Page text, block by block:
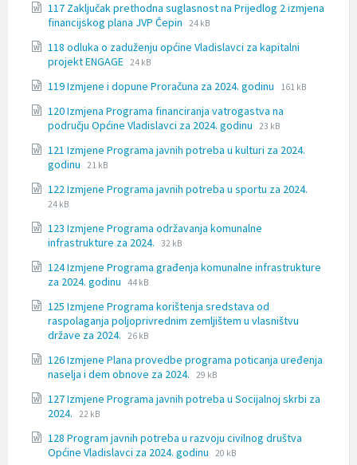
docx
117 Zaključak prethodna suglasnost na Prijedlog 2 izmjena
financijskog plana JVP Čepin File
docx
File
24 kB
118 odluka o zaduženju općine Vladislavci za kapitalni
projekt ENGAGE File
docx
File
24 kB
119 Izmjene i dopune Proračuna za 2024. godinu
File
docx
File
161 kB
120 Izmjena Programa financiranja vatrogastva na
području Općine Vladislavci za 2024. godinu File
docx
File
23 kB
121 Izmjene Programa javnih potreba u kulturi za 2024.
godinu File
docx
File
21 kB
122 Izmjene Programa javnih potreba u sportu za 2024.
24 kB
123 Izmjene Programa održavanja komunalne
infrastrukture za 2024. File
docx
File
32 kB
124 Izmjene Programa građenja komunalne infrastrukture
za 2024. godinu File
docx
File
44 kB
125 Izmjene Programa korištenja sredstava od
raspolaganja poljoprivrednim zemljištem u vlasništvu
države za 2024. File
docx
File
26 kB
126 Izmjene Plana provedbe programa poticanja uređenja
naselja i dem obnove za 2024. File
docx
File
29 kB
127 Izmjene Programa javnih potreba u Socijalnoj skrbi za
2024. File
docx
File
22 kB
128 Program javnih potreba u razvoju civilnog društva
Općine Vladislavci za 2024. godinu File
File
20 kB